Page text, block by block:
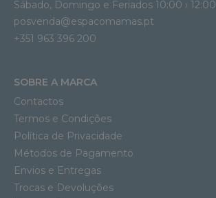
Sábado, Domingo e Feriados 10:00 › 12:00
posvenda@espacomamas.pt
+351 963 396 200
SOBRE A MARCA
Contactos
Termos e Condições
Política de Privacidade
Métodos de Pagamento
Envios e Entregas
Trocas e Devoluções